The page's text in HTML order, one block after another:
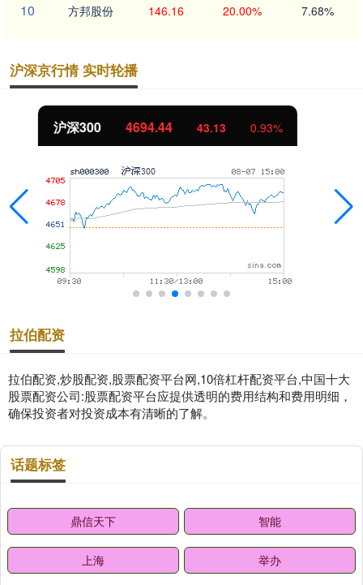
10 方邦股份 146.16 20.00% 7.68%
沪深京行情 实时轮播
北证50 1134.24 11.37 1.01%
拉伯配资
拉伯配资,炒股配资,股票配资平台网,10倍杠杆配资平台,中国十大
股票配资公司:股票配资平台应提供透明的费用结构和费用明细，
确保投资者对投资成本有清晰的了解。
话题标签
鼎信天下 智能
上海 举办